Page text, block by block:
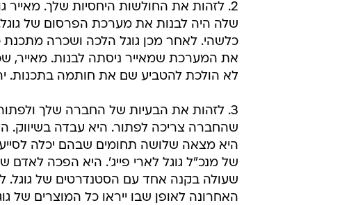
2. לזהות את החולשות היחסיות שלך. מאייר
שלה היה לבנות את מערכת הפרסום של
את המערכת שמאייר ניסתה לבנות. מאייר,
לא הולכת להטביע שם את חותמה בתכנות.
3. לזהות את הבעיות של החברה שלך
שהחברה צריכה לפתור. היא עבדה בשיווק.
היא מצאה שלושה תחומים שבהם יכלה לסייע
של מנכ"ל גוגל לארי פייג'. היא הפכה
שעולה בקנה אחד עם הסטנדרטים של גוגל.
האחרונה לאופן שבו ייראו כל המוצרים של